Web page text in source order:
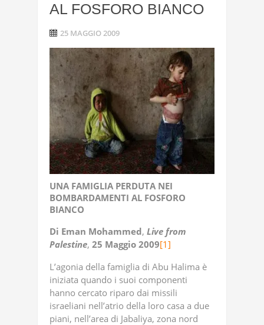
AL FOSFORO BIANCO
25 MAGGIO 2009
UNA FAMIGLIA PERDUTA NEI
BOMBARDAMENTI AL FOSFORO
BIANCO
Di Eman Mohammed, Live from
Palestine, 25 Maggio 2009[1]
L’agonia della famiglia di Abu Halima è
iniziata quando i suoi componenti
hanno cercato riparo dai missili
israeliani nell’atrio della loro casa a due
piani, nell’area di Jabaliya, zona nord